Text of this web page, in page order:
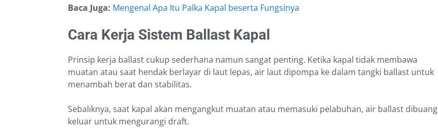
Baca Juga: Mengenal Apa Itu Palka Kapal beserta Fungsinya
Cara Kerja Sistem Ballast Kapal
Prinsip kerja ballast cukup sederhana namun sangat penting. Ketika kapal tidak membawa
muatan atau saat hendak berlayar di laut lepas, air laut dipompa ke dalam tangki ballast untuk
menambah berat dan stabilitas.
Sebaliknya, saat kapal akan mengangkut muatan atau memasuki pelabuhan, air ballast dibuang
keluar untuk mengurangi draft.